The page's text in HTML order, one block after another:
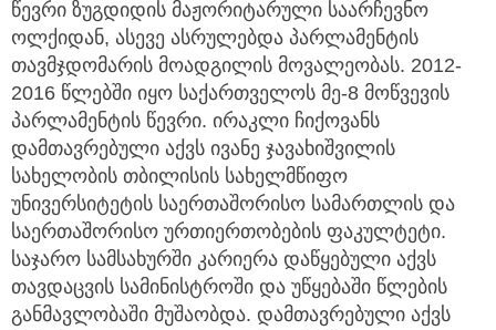
წევრი ზუგდიდის მაჟორიტარული საარჩევნო
ოლქიდან, ასევე ასრულებდა პარლამენტის
თავმჯდომარის მოადგილის მოვალეობას. 2012-
2016 წლებში იყო საქართველოს მე-8 მოწვევის
პარლამენტის წევრი. ირაკლი ჩიქოვანს
დამთავრებული აქვს ივანე ჯავახიშვილის
სახელობის თბილისის სახელმწიფო
უნივერსიტეტის საერთაშორისო სამართლის და
საერთაშორისო ურთიერთობების ფაკულტეტი.
საჯარო სამსახურში კარიერა დაწყებული აქვს
თავდაცვის სამინისტროში და უწყებაში წლების
განმავლობაში მუშაობდა. დამთავრებული აქვს